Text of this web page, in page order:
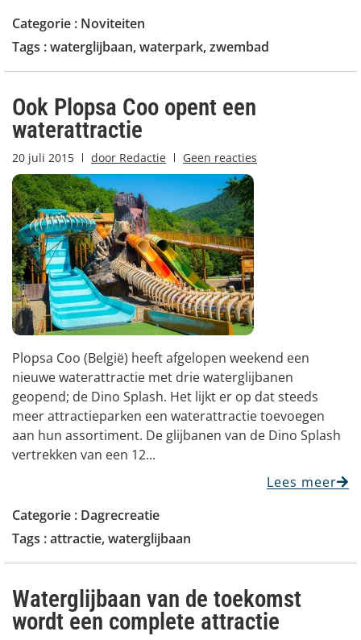
Categorie : Noviteiten
Tags :waterglijbaan,waterpark,zwembad
Ook Plopsa Coo opent een
waterattractie
20 juli 2015 door Redactie Geen reacties
Plopsa Coo (België) heeft afgelopen weekend een
nieuwe waterattractie met drie waterglijbanen
geopend; de Dino Splash. Het lijkt er op dat steeds
meer attractieparken een waterattractie toevoegen
aan hun assortiment. De glijbanen van de Dino Splash
vertrekken van een 12...
Lees meer
Categorie : Dagrecreatie
Tags :attractie,waterglijbaan
Waterglijbaan van de toekomst
wordt een complete attractie